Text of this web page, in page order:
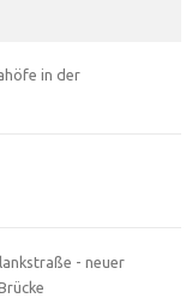
in der
- neuer